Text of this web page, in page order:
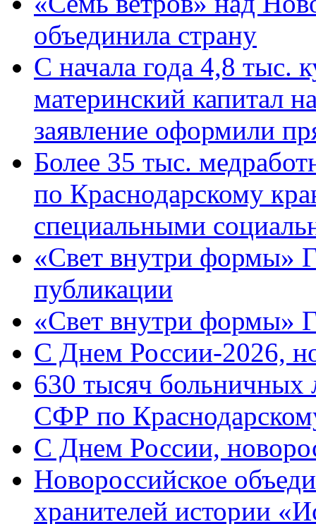
объединила страну
С начала года 4,8 тыс.
материнский капитал
заявление оформили
Более 35 тыс.
по Краснодарскому
специальными
«Свет внутри формы»
публикации
«Свет внутри формы»
C Днем России-2026,
630 тысяч больничных
СФР по
C Днем России,
Новороссийское
хранителей истории